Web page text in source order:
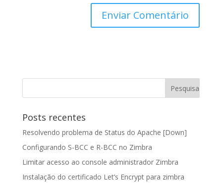
Posts recentes
Resolvendo problema de Status do Apache [Down]
Configurando S-BCC e R-BCC no Zimbra
Limitar acesso ao console administrador Zimbra
Instalação do certificado Let’s Encrypt para zimbra